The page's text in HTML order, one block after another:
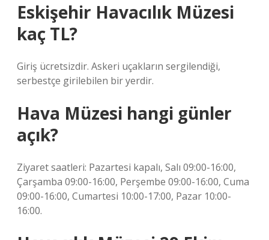
Eskişehir Havacılık Müzesi
kaç TL?
Giriş ücretsizdir. Askeri uçakların sergilendiği,
serbestçe girilebilen bir yerdir.
Hava Müzesi hangi günler
açık?
Ziyaret saatleri: Pazartesi kapalı, Salı 09:00-16:00,
Çarşamba 09:00-16:00, Perşembe 09:00-16:00, Cuma
09:00-16:00, Cumartesi 10:00-17:00, Pazar 10:00-
16:00.